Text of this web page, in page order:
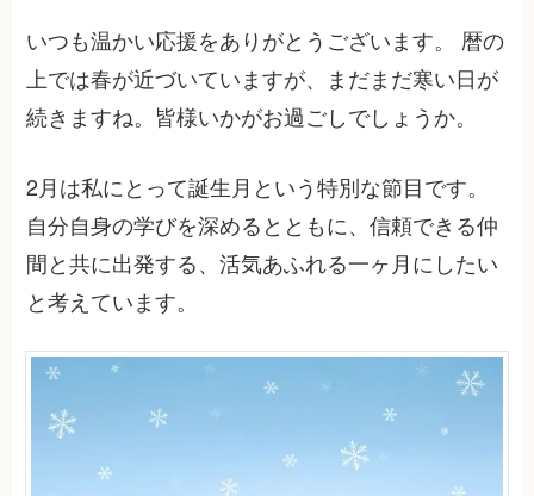
いつも温かい応援をありがとうございます。 暦の
上では春が近づいていますが、まだまだ寒い日が
続きますね。皆様いかがお過ごしでしょうか。
2月は私にとって誕生月という特別な節目です。
自分自身の学びを深めるとともに、信頼できる仲
間と共に出発する、活気あふれる一ヶ月にしたい
と考えています。